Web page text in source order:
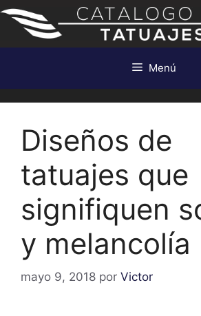
Saltar
contenido
Menú
Diseños de
tatuajes que
signifiquen
y melancolía
mayo 9, 2018 por Victor